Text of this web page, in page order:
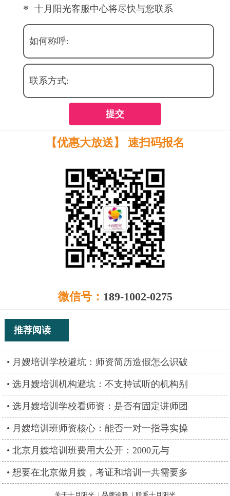
* 十月阳光客服中心将尽快与您联系
如何称呼:
联系方式:
提交
【优惠大放送】 速扫码报名
微信号： 189-1002-0275
推荐阅读
月嫂培训学校避坑：师资简历造假怎么识破
选月嫂培训机构避坑：不支持试听的机构别
选月嫂培训学校看师资：是否有固定讲师团
月嫂培训班师资核心：能否一对一指导实操
北京月嫂培训班费用大公开：2000元与
想要在北京做月嫂，考证和培训一共需要多